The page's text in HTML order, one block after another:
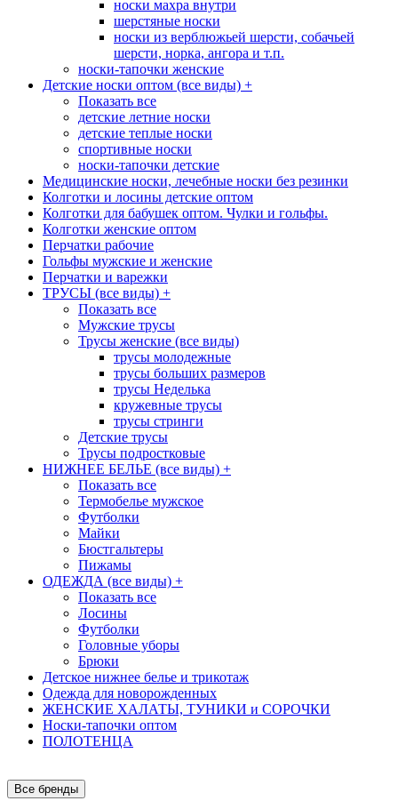
носки махра внутри
шерстяные носки
носки из верблюжьей шерсти, собачьей
шерсти, норка, ангора и т.п.
носки-тапочки женские
Детские носки оптом (все виды) +
Показать все
детские летние носки
детские теплые носки
спортивные носки
носки-тапочки детские
Медицинские носки, лечебные носки без резинки
Колготки и лосины детские оптом
Колготки для бабушек оптом. Чулки и гольфы.
Колготки женские оптом
Перчатки рабочие
Гольфы мужские и женские
Перчатки и варежки
ТРУСЫ (все виды) +
Показать все
Мужские трусы
Трусы женские (все виды)
трусы молодежные
трусы больших размеров
трусы Неделька
кружевные трусы
трусы стринги
Детские трусы
Трусы подростковые
НИЖНЕЕ БЕЛЬЕ (все виды) +
Показать все
Термобелье мужское
Футболки
Майки
Бюстгальтеры
Пижамы
ОДЕЖДА (все виды) +
Показать все
Лосины
Футболки
Головные уборы
Брюки
Детское нижнее белье и трикотаж
Одежда для новорожденных
ЖЕНСКИЕ ХАЛАТЫ, ТУНИКИ и СОРОЧКИ
Носки-тапочки оптом
ПОЛОТЕНЦА
Все бренды